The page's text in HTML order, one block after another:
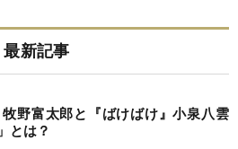
最新記事
野富太郎と『ばけばけ』小泉八雲
とは？